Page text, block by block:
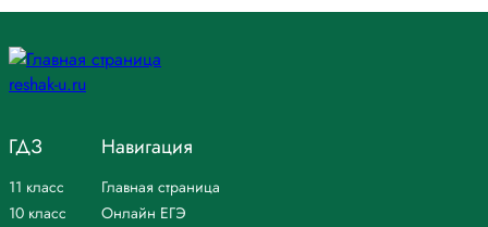
ГДЗ
11 класс
10 класс
Навигация
Главная страница
Онлайн ЕГЭ